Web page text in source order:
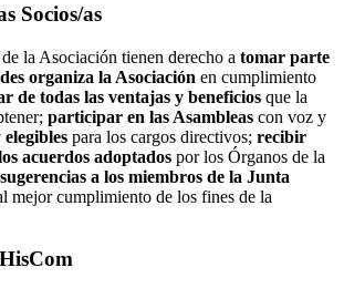
Socios/as
la Asociación tienen derecho a tomar parte
organiza la Asociación en cumplimiento
de todas las ventajas y beneficios que la
participar en las Asambleas con voz y
elegibles para los cargos directivos; recibir
acuerdos adoptados por los Órganos de la
a los miembros de la Junta
mejor cumplimiento de los fines de la